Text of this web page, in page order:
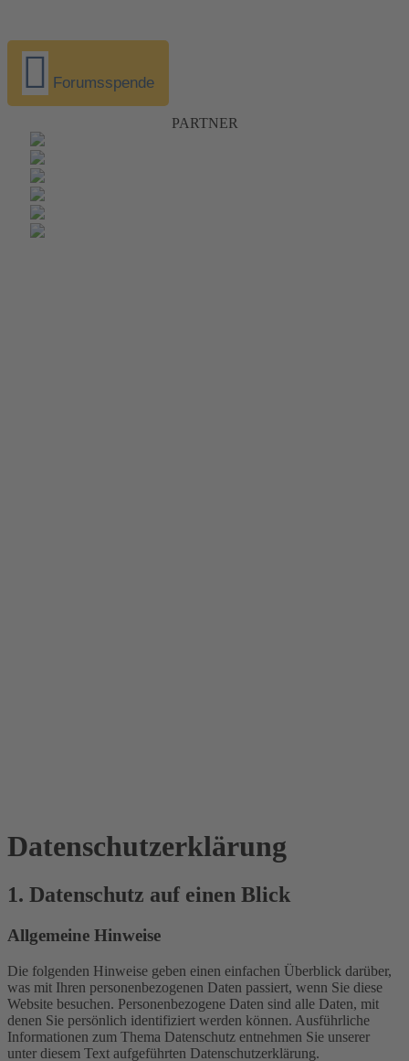
Forumsspende
PARTNER
Datenschutz­erklärung
1. Datenschutz auf einen Blick
Allgemeine Hinweise
Die folgenden Hinweise geben einen einfachen Überblick darüber,
was mit Ihren personenbezogenen Daten passiert, wenn Sie diese
Website besuchen. Personenbezogene Daten sind alle Daten, mit
denen Sie persönlich identifiziert werden können. Ausführliche
Informationen zum Thema Datenschutz entnehmen Sie unserer
unter diesem Text aufgeführten Datenschutzerklärung.